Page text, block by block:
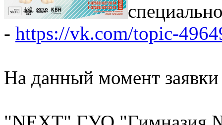
- https://vk.com/topic-
На данный момент